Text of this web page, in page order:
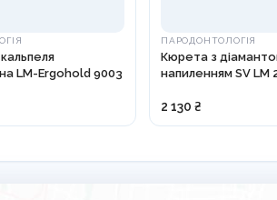
LM-Ergohold 9003
ПАРОДОНТОЛОГІЯ
Кюрета з
напиленням SV LM
2 130 ₴